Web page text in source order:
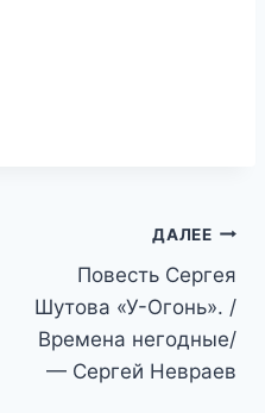
ДАЛЕЕ
Повесть Сергея
Шутова «У-Огонь». /
Времена негодные/
— Сергей Невраев